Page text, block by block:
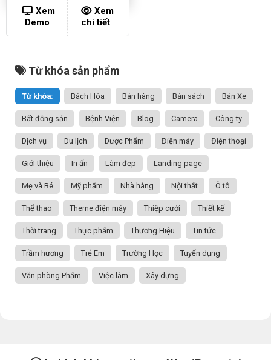
Xem
Demo
Xem
chi tiết
Từ khóa sản phẩm
Từ khóa: Bách Hóa Bán hàng Bán sách Bán Xe
Bất động sản Bệnh Viện Blog Camera Công ty
Dịch vụ Du lịch Dược Phẩm Điện máy Điện thoại
Giới thiệu In ấn Làm đẹp Landing page
Mẹ và Bé Mỹ phẩm Nhà hàng Nội thất Ô tô
Thể thao Theme điện máy Thiệp cưới Thiết kế
Thời trang Thực phẩm Thương Hiệu Tin tức
Trầm hương Trẻ Em Trường Học Tuyển dụng
Văn phòng Phẩm Việc làm Xây dựng